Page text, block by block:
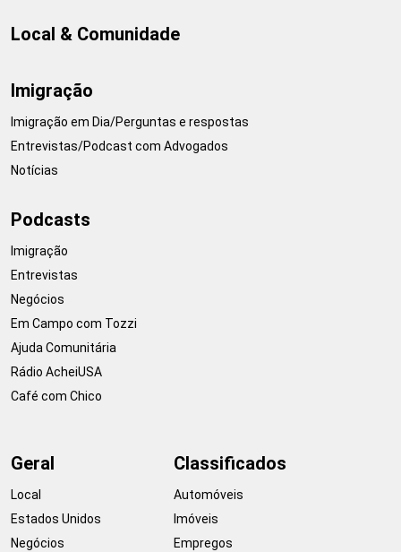
Local & Comunidade
Imigração
Imigração em Dia/Perguntas e respostas
Entrevistas/Podcast com Advogados
Notícias
Podcasts
Imigração
Entrevistas
Negócios
Em Campo com Tozzi
Ajuda Comunitária
Rádio AcheiUSA
Café com Chico
Geral
Local
Estados Unidos
Negócios
Classificados
Automóveis
Imóveis
Empregos